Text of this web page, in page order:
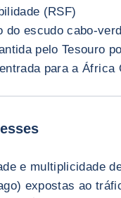
(RSF)
do escudo cabo-
pelo Tesouro
para a África
e multiplicidade
expostas ao